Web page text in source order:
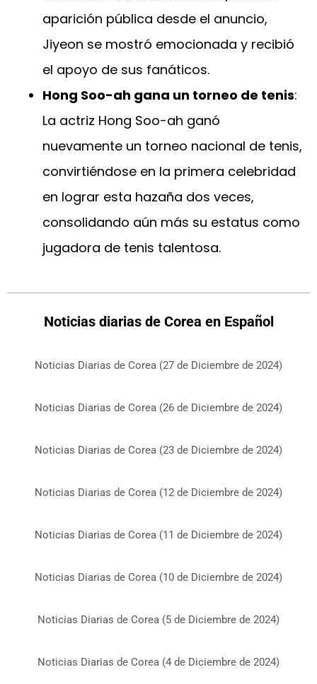
aparición pública desde el anuncio,
Jiyeon se mostró emocionada y recibió
el apoyo de sus fanáticos.
Hong Soo-ah gana un torneo de tenis:
La actriz Hong Soo-ah ganó
nuevamente un torneo nacional de tenis,
convirtiéndose en la primera celebridad
en lograr esta hazaña dos veces,
consolidando aún más su estatus como
jugadora de tenis talentosa.
Noticias diarias de Corea en Español
Noticias Diarias de Corea (27 de Diciembre de 2024)
Noticias Diarias de Corea (26 de Diciembre de 2024)
Noticias Diarias de Corea (23 de Diciembre de 2024)
Noticias Diarias de Corea (12 de Diciembre de 2024)
Noticias Diarias de Corea (11 de Diciembre de 2024)
Noticias Diarias de Corea (10 de Diciembre de 2024)
Noticias Diarias de Corea (5 de Diciembre de 2024)
Noticias Diarias de Corea (4 de Diciembre de 2024)